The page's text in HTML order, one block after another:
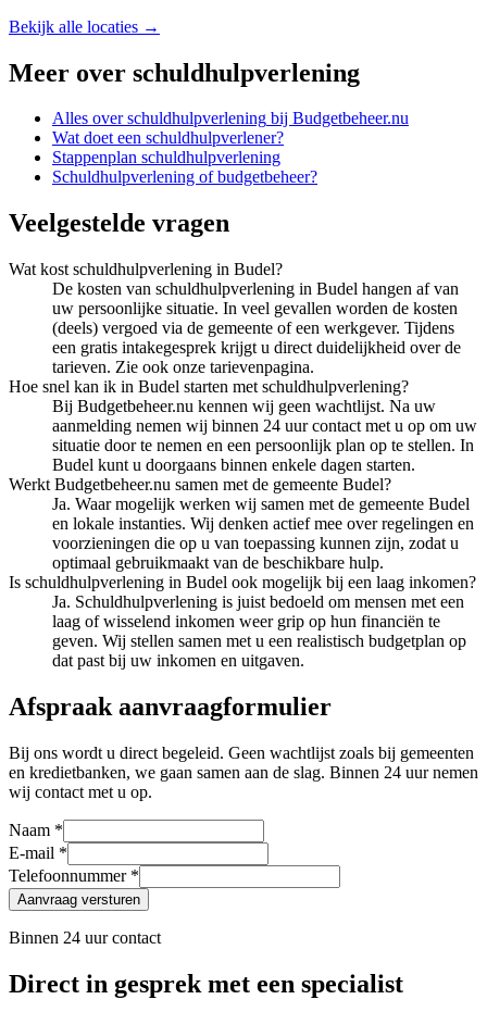
Bekijk alle locaties →
Meer over schuldhulpverlening
Alles overschuldhulpverlening bij Budgetbeheer.nu
Wat doet een schuldhulpverlener?
Stappenplan schuldhulpverlening
Schuldhulpverlening of budgetbeheer?
Veelgestelde vragen
Wat kost schuldhulpverlening in Budel?
De kosten van schuldhulpverlening in Budel hangen af van
uw persoonlijke situatie. In veel gevallen worden de kosten
(deels) vergoed via de gemeente of een werkgever. Tijdens
een gratis intakegesprek krijgt u direct duidelijkheid over de
tarieven. Zie ook onze tarievenpagina.
Hoe snel kan ik in Budel starten met schuldhulpverlening?
Bij Budgetbeheer.nu kennen wij geen wachtlijst. Na uw
aanmelding nemen wij binnen 24 uur contact met u op om uw
situatie door te nemen en een persoonlijk plan op te stellen. In
Budel kunt u doorgaans binnen enkele dagen starten.
Werkt Budgetbeheer.nu samen met de gemeente Budel?
Ja. Waar mogelijk werken wij samen met de gemeente Budel
en lokale instanties. Wij denken actief mee over regelingen en
voorzieningen die op u van toepassing kunnen zijn, zodat u
optimaal gebruikmaakt van de beschikbare hulp.
Is schuldhulpverlening in Budel ook mogelijk bij een laag inkomen?
Ja. Schuldhulpverlening is juist bedoeld om mensen met een
laag of wisselend inkomen weer grip op hun financiën te
geven. Wij stellen samen met u een realistisch budgetplan op
dat past bij uw inkomen en uitgaven.
Afspraak aanvraagformulier
Bij ons wordt u direct begeleid. Geen wachtlijst zoals bij gemeenten
en kredietbanken, we gaan samen aan de slag. Binnen 24 uur nemen
wij contact met u op.
Naam *
E-mail *
Telefoonnummer *
Aanvraag versturen
Binnen 24 uur contact
Direct in gesprek met een specialist